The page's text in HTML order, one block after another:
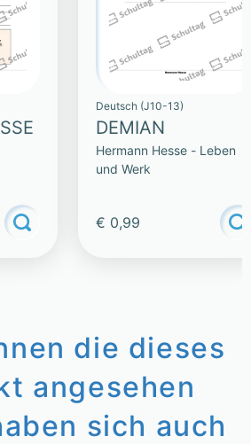
Deutsch (J10-13)
DEMIAN
Hermann Hesse - Leben
und Werk
€ 0,99
die dieses
angesehen
sich auch